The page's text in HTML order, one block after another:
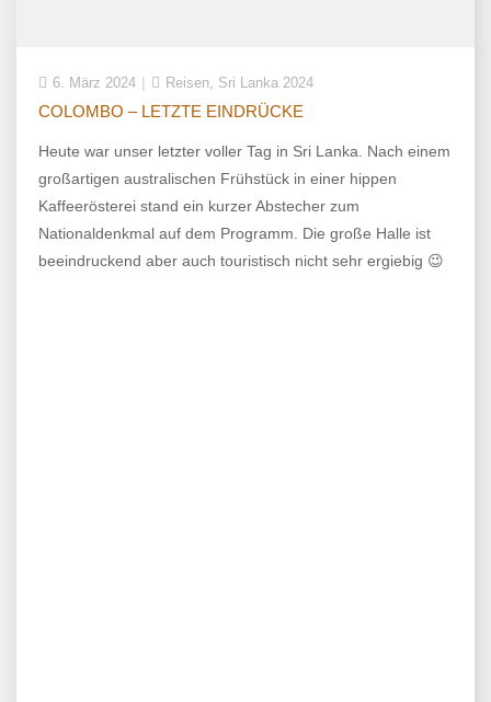
6. März 2024 Reisen Sri Lanka 2024
COLOMBO – LETZTE EINDRÜCKE
Heute war unser letzter voller Tag in Sri Lanka. Nach einem
großartigen australischen Frühstück in einer hippen
Kaffeerösterei stand ein kurzer Abstecher zum
Nationaldenkmal auf dem Programm. Die große Halle ist
beeindruckend aber auch touristisch nicht sehr ergiebig 😉